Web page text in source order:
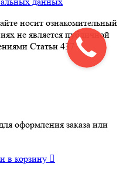
носит ознакомительный
не является публичной
Статьи 437
оформления заказа или
в корзину 